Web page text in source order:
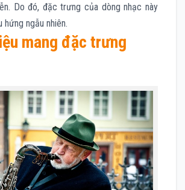
Do đó, đặc trưng của dòng nhạc này
hứng ngẫu nhiên.
mang đặc trưng